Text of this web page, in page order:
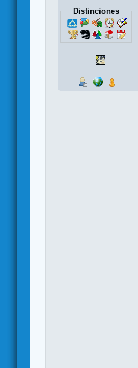
Distinciones